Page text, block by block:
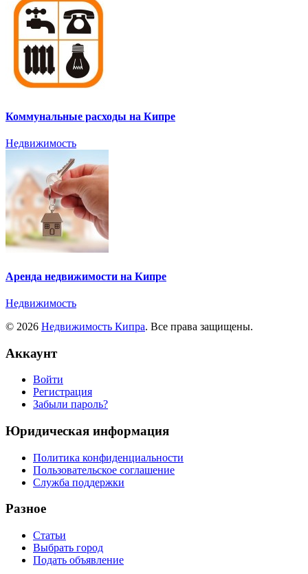
Коммунальные расходы на Кипре
Недвижимость
Аренда недвижимости на Кипре
Недвижимость
© 2026 Недвижимость Кипра. Все права защищены.
Аккаунт
Войти
Регистрация
Забыли пароль?
Юридическая информация
Политика конфиденциальности
Пользовательское соглашение
Служба поддержки
Разное
Статьи
Выбрать город
Подать объявление